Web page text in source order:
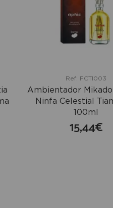
Ref: FCTI003
Ambientador
Ninfa Celestial
100ml
15,44€